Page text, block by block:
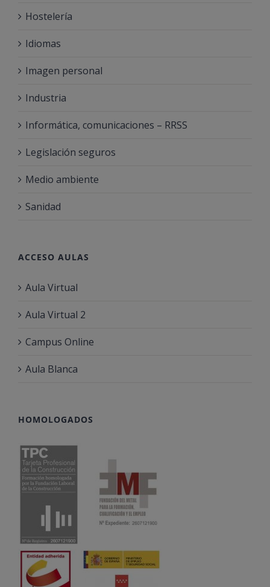
Hostelería
Idiomas
Imagen personal
Industria
Informática, comunicaciones – RRSS
Legislación seguros
Medio ambiente
Sanidad
ACCESO AULAS
Aula Virtual
Aula Virtual 2
Campus Online
Aula Blanca
HOMOLOGADOS